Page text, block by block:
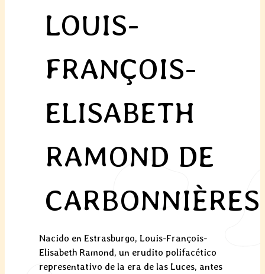
LOUIS-
FRANÇOIS-
ELISABETH
RAMOND DE
CARBONNIÈRES
Nacido en Estrasburgo, Louis-François-
Elisabeth Ramond, un erudito polifacético
representativo de la era de las Luces, antes